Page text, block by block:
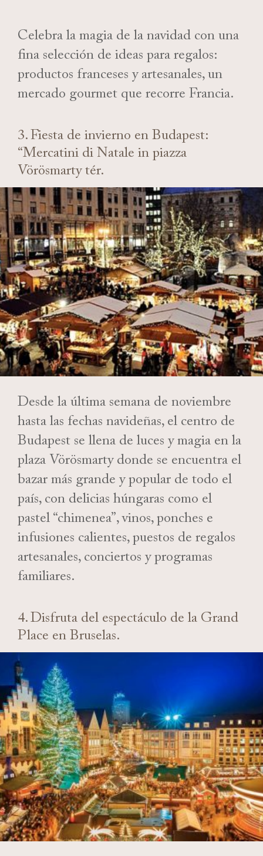
Celebra la magia de la navidad con una
fina selección de ideas para regalos:
productos franceses y artesanales, un
mercado gourmet que recorre Francia.
3. Fiesta de invierno en Budapest:
“Mercatini di Natale in piazza
Vörösmarty tér.
Desde la última semana de noviembre
hasta las fechas navideñas, el centro de
Budapest se llena de luces y magia en la
plaza Vörösmarty donde se encuentra el
bazar más grande y popular de todo el
país, con delicias húngaras como el
pastel “chimenea”, vinos, ponches e
infusiones calientes, puestos de regalos
artesanales, conciertos y programas
familiares.
4. Disfruta del espectáculo de la Grand
Place en Bruselas.